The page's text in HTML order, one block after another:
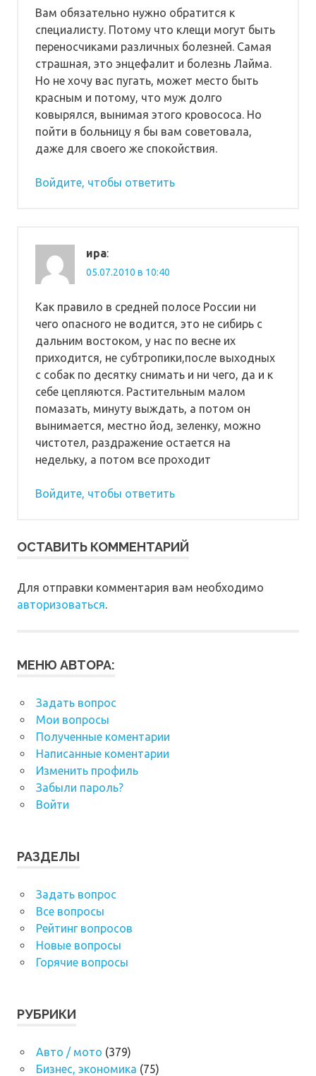
Вам обязательно нужно обратится к
специалисту. Потому что клещи могут быть
переносчиками различных болезней. Самая
страшная, это энцефалит и болезнь Лайма.
Но не хочу вас пугать, может место быть
красным и потому, что муж долго
ковырялся, вынимая этого кровососа. Но
пойти в больницу я бы вам советовала,
даже для своего же спокойствия.
Войдите, чтобы ответить
ира:
05.07.2010 в 10:40
Как правило в средней полосе России ни
чего опасного не водится, это не сибирь с
дальним востоком, у нас по весне их
приходится, не субтропики,после выходных
с собак по десятку снимать и ни чего, да и к
себе цепляются. Растительным малом
помазать, минуту выждать, а потом он
вынимается, местно йод, зеленку, можно
чистотел, раздражение остается на
недельку, а потом все проходит
Войдите, чтобы ответить
ОСТАВИТЬ КОММЕНТАРИЙ
Для отправки комментария вам необходимо
авторизоваться.
МЕНЮ АВТОРА:
Задать вопрос
Мои вопросы
Полученные коментарии
Написанные коментарии
Изменить профиль
Забыли пароль?
Войти
РАЗДЕЛЫ
Задать вопрос
Все вопросы
Рейтинг вопросов
Новые вопросы
Горячие вопросы
РУБРИКИ
Авто / мото (379)
Бизнес, экономика (75)